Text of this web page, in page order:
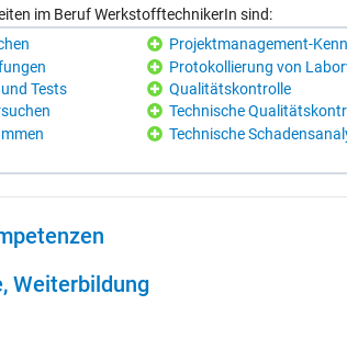
im Beruf WerkstofftechnikerIn sind:
Tests
Projektmanagement-
Protokollierung von
Qualitätskontrolle
Technische
Technische
Wei­ter­bil­dung